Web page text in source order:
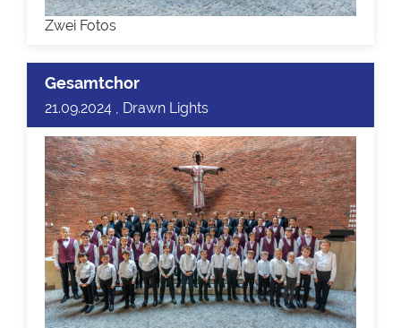
Zwei Fotos
Gesamtchor
21.09.2024 , Drawn Lights